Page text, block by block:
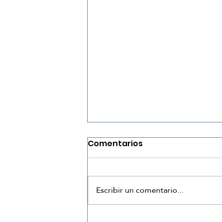
Comentarios
Escribir un comentario...